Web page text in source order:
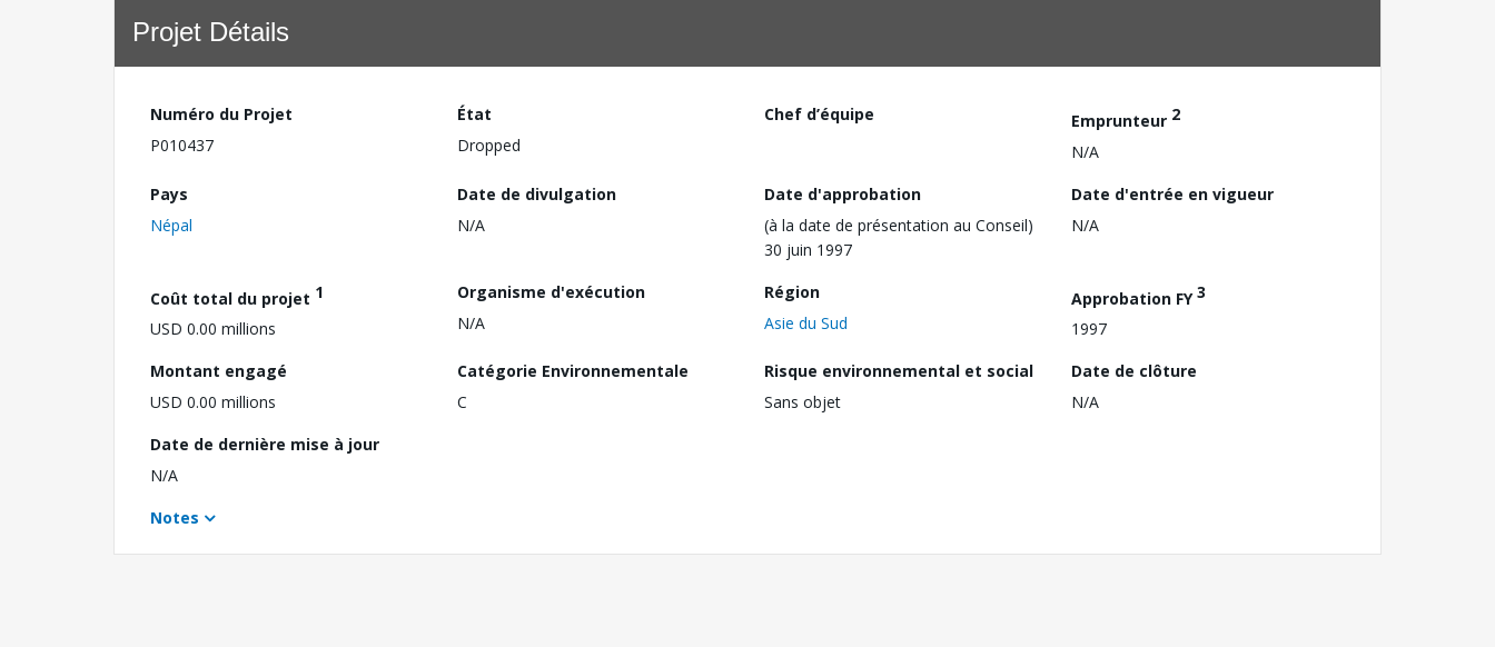
Projet Détails
Numéro du Projet
P010437
État
Dropped
Chef d’équipe Emprunteur 2
N/A
Pays
Népal
Date de divulgation
N/A
Date d'approbation
(à la date de présentation au Conseil)
30 juin 1997
Date d'entrée en vigueur
N/A
Coût total du projet 1
USD 0.00 millions
Organisme d'exécution
N/A
Région
Asie du Sud
Approbation FY3
1997
Montant engagé
USD 0.00 millions
Catégorie Environnementale
C
Risque environnemental et social
Sans objet
Date de clôture
N/A
Date de dernière mise à jour
N/A
Notes